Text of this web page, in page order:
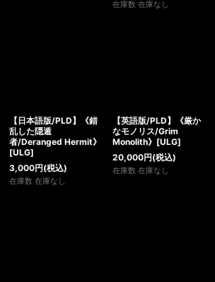
在庫数 在庫なし
【日本語版/PLD】《錯
乱した隠遁
者/Deranged Hermit》
[ULG]
3,000円(税込)
在庫数 在庫なし
【英語版/PLD】《厳か
なモノリス/Grim
Monolith》[ULG]
20,000円(税込)
在庫数 在庫なし